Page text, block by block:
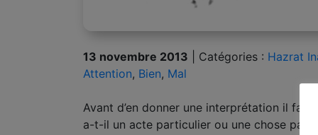
13 novembre 2013 Catégories : Hazrat
Attention, Bien, Mal
Avant d’en donner une interprétation il
a-t-il un acte particulier ou une chose